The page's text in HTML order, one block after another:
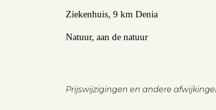
Spanje
Ziekenhuis, 9 km Denia
Natuur, aan de natuur
Prijswijzigingen en andere